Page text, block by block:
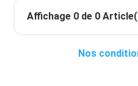
Affichage 0 de 0
Nos